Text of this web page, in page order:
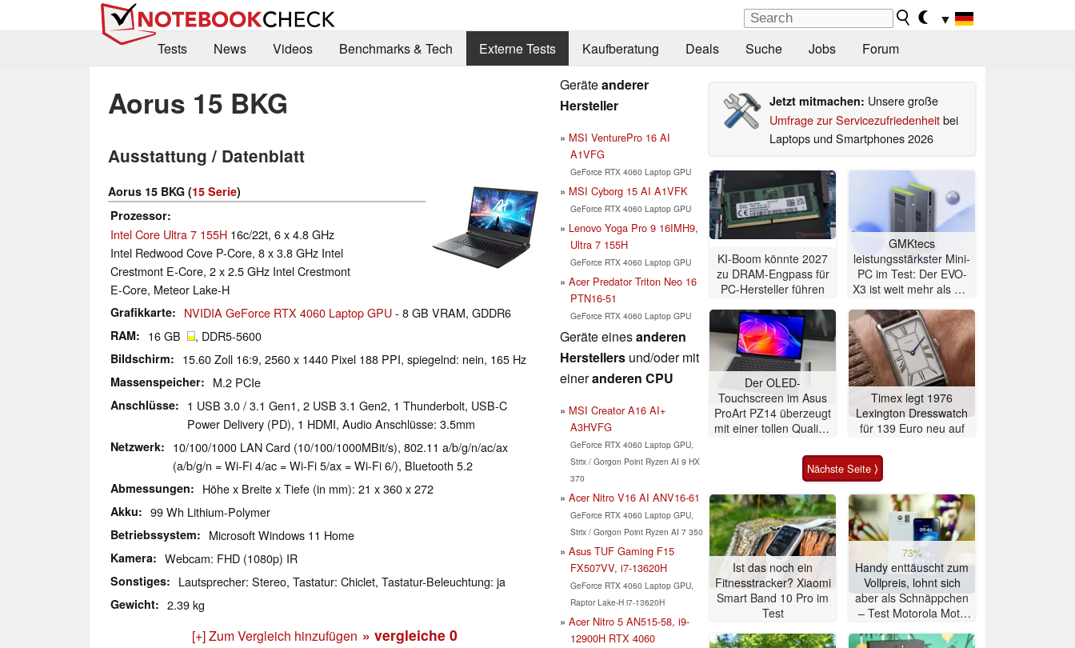
▼
Tests
News Videos Benchmarks & Tech Externe Tests Kaufberatung Deals Suche Jobs Forum
Aorus 15 BKG
Ausstattung / Datenblatt
Aorus 15 BKG (15 Serie)
Prozessor
Intel Core Ultra 7 155H 16c/22t, 6 x 4.8 GHz
Intel Redwood Cove P-Core, 8 x 3.8 GHz Intel
Crestmont E-Core, 2 x 2.5 GHz Intel Crestmont
E-Core, Meteor Lake-H
Grafikkarte NVIDIA GeForce RTX 4060 Laptop GPU- 8 GB VRAM, GDDR6
RAM 16 GB , DDR5-5600
Bildschirm 15.60 Zoll 16:9, 2560 x 1440 Pixel 188 PPI, spiegelnd: nein, 165 Hz
Massenspeicher M.2 PCIe
Anschlüsse
1 USB 3.0 / 3.1 Gen1, 2 USB 3.1 Gen2, 1 Thunderbolt, USB-C
Power Delivery (PD), 1 HDMI, Audio Anschlüsse: 3.5mm
Netzwerk
10/100/1000 LAN Card (10/100/1000MBit/s), 802.11 a/b/g/n/ac/ax
(a/b/g/n = Wi-Fi 4/ac = Wi-Fi 5/ax = Wi-Fi 6/), Bluetooth 5.2
Abmessungen Höhe x Breite x Tiefe (in mm): 21 x 360 x 272
Akku 99 Wh Lithium-Polymer
Betriebssystem Microsoft Windows 11 Home
Kamera Webcam: FHD (1080p) IR
Sonstiges Lautsprecher: Stereo, Tastatur: Chiclet, Tastatur-Beleuchtung: ja
Gewicht 2.39 kg
[+] Zum Vergleich hinzufügen » vergleiche 0
Geräteanderer
Hersteller
MSI VenturePro 16 AI
A1VFG
GeForce RTX 4060 Laptop GPU
MSI Cyborg 15 AI A1VFK
GeForce RTX 4060 Laptop GPU
Lenovo Yoga Pro 9 16IMH9,
Ultra 7 155H
GeForce RTX 4060 Laptop GPU
Acer Predator Triton Neo 16
PTN16-51
GeForce RTX 4060 Laptop GPU
Geräte einesanderen
Herstellers und/oder mit
eineranderen CPU
MSI Creator A16 AI+
A3HVFG
GeForce RTX 4060 Laptop GPU,
Strix / Gorgon Point Ryzen AI 9 HX
370
Acer Nitro V16 AI ANV16-61
GeForce RTX 4060 Laptop GPU,
Strix / Gorgon Point Ryzen AI 7 350
Asus TUF Gaming F15
FX507VV, i7-13620H
GeForce RTX 4060 Laptop GPU,
Raptor Lake-H i7-13620H
Acer Nitro 5 AN515-58, i9-
12900H RTX 4060
Jetzt mitmachen: Unsere große
Umfrage zur Servicezufriedenheitbei
Laptops und Smartphones 2026
KI-Boom könnte 2027
zu DRAM-Engpass für
PC-Hersteller führen
GMKtecs
leistungsstärkster Mini-
PC im Test: Der EVO-
X3 ist weit mehr als nur
Der OLED-
Touchscreen im Asus
ProArt PZ14 überzeugt
mit einer tollen Qualität
Bildeindruck
Timex legt 1976
Lexington Dresswatch
für 139 Euro neu auf
Nächste Seite ⟩
Ist das noch ein
Fitnesstracker? Xiaomi
Smart Band 10 Pro im
Test
73%
Handy enttäuscht zum
Vollpreis, lohnt sich
aber als Schnäppchen
– Test Motorola Moto